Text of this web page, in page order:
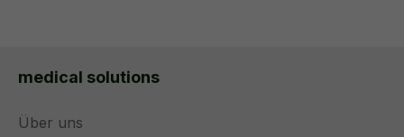
medical solutions
Über uns